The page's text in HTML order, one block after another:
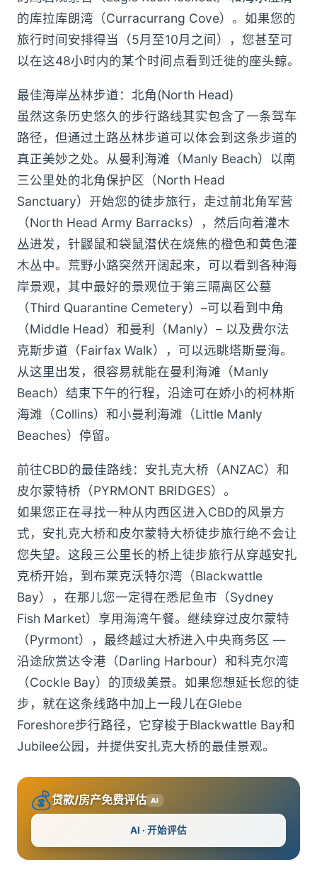
的库拉库朗湾（Curracurrang Cove）。如果您的
旅行时间安排得当（5月至10月之间），您甚至可
以在这48小时内的某个时间点看到迁徙的座头鲸。
最佳海岸丛林步道：北角(North Head)
虽然这条历史悠久的步行路线其实包含了一条驾车
路径，但通过土路丛林步道可以体会到这条步道的
真正美妙之处。从曼利海滩（Manly Beach）以南
三公里处的北角保护区（North Head
Sanctuary）开始您的徒步旅行，走过前北角军营
（North Head Army Barracks），然后向着灌木
丛进发，针鼹鼠和袋鼠潜伏在烧焦的橙色和黄色灌
木丛中。荒野小路突然开阔起来，可以看到各种海
岸景观，其中最好的景观位于第三隔离区公墓
（Third Quarantine Cemetery）–可以看到中角
（Middle Head）和曼利（Manly）– 以及费尔法
克斯步道（Fairfax Walk），可以远眺塔斯曼海。
从这里出发，很容易就能在曼利海滩（Manly
Beach）结束下午的行程，沿途可在娇小的柯林斯
海滩（Collins）和小曼利海滩（Little Manly
Beaches）停留。
前往CBD的最佳路线：安扎克大桥（ANZAC）和
皮尔蒙特桥（PYRMONT BRIDGES）。
如果您正在寻找一种从内西区进入CBD的风景方
式，安扎克大桥和皮尔蒙特大桥徒步旅行绝不会让
您失望。这段三公里长的桥上徒步旅行从穿越安扎
克桥开始，到布莱克沃特尔湾（Blackwattle
Bay），在那儿您一定得在悉尼鱼市（Sydney
Fish Market）享用海湾午餐。继续穿过皮尔蒙特
（Pyrmont），最终越过大桥进入中央商务区 —
沿途欣赏达令港（Darling Harbour）和科克尔湾
（Cockle Bay）的顶级美景。如果您想延长您的徒
步，就在这条线路中加上一段儿在Glebe
Foreshore步行路径，它穿梭于Blackwattle Bay和
Jubilee公园，并提供安扎克大桥的最佳景观。
💰贷款/房产免费评估 AI
AI · 开始评估